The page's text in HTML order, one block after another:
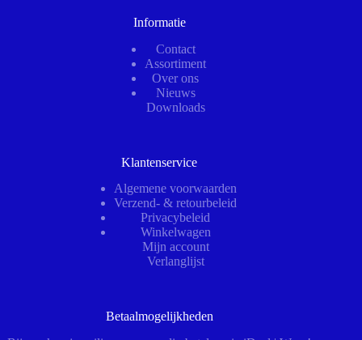
Informatie
Contact
Assortiment
Over ons
Nieuws
Downloads
Klantenservice
Algemene voorwaarden
Verzend- & retourbeleid
Privacybeleid
Winkelwagen
Mijn account
Verlanglijst
Betaalmogelijkheden